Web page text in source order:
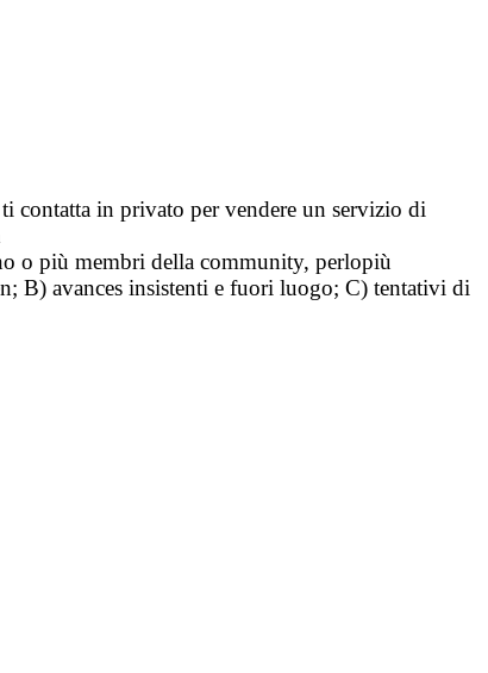
contatta in privato per vendere un servizio di
o più membri della community, perlopiù
B) avances insistenti e fuori luogo; C) tentativi di